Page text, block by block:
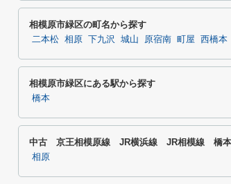
相模原市緑区の町名から探す
二本松 相原 下九沢 城山 原宿南 町屋 西橋本
相模原市緑区にある駅から探す
橋本
中古 京王相模原線 JR横浜線 JR相模線 橋本
相原